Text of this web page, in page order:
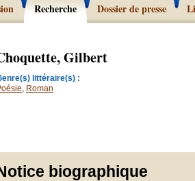
Recherche Dossier de presse
Gilbert
littéraire(s) :
, Roman
biographique